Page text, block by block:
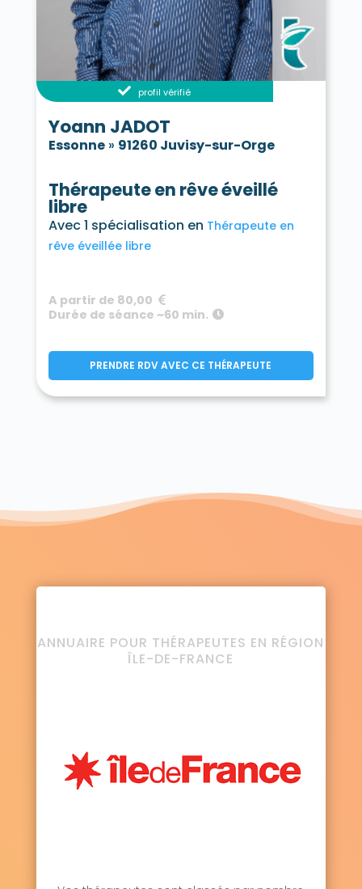
profil vérifié
Yoann JADOT
Essonne» 91260 Juvisy-sur-Orge
Thérapeute en rêve éveillé
libre
Avec 1 spécialisation en Thérapeute en
rêve éveillée libre
A partir de 80,00
Durée de séance ~60 min.
PRENDRE RDV AVEC CE THÉRAPEUTE
ANNUAIRE POUR THÉRAPEUTES EN RÉGION
ÎLE-DE-FRANCE